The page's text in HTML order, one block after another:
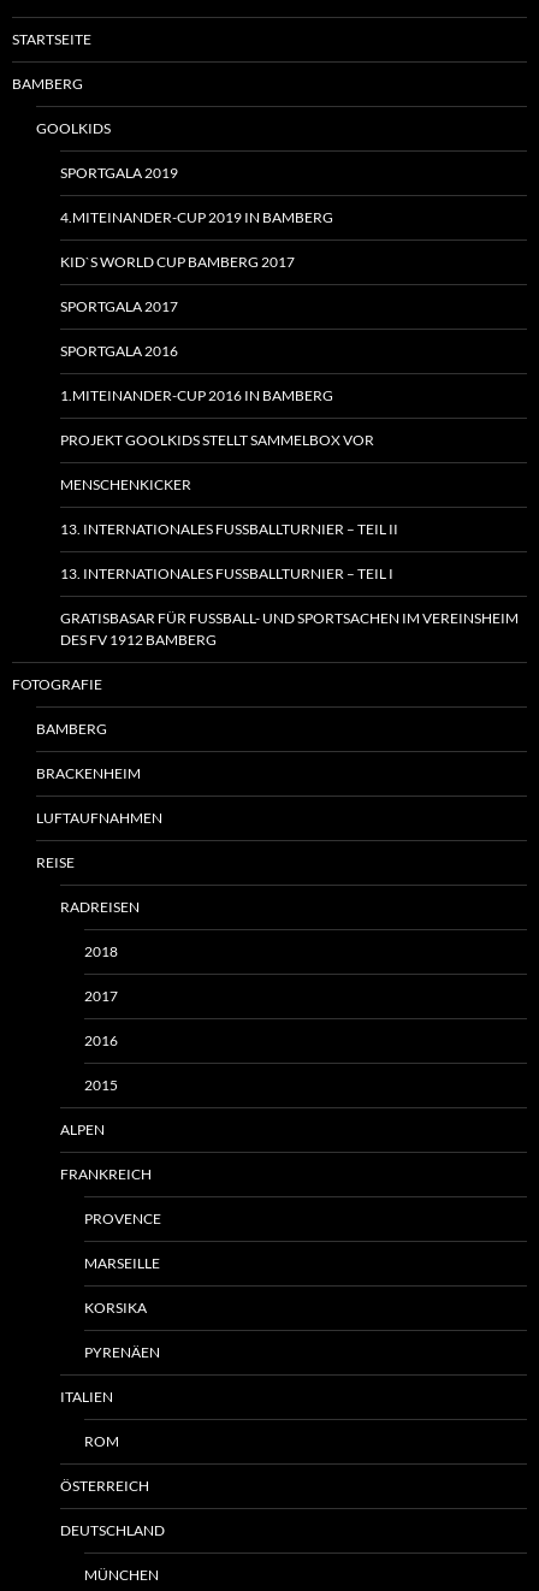
STARTSEITE
BAMBERG
GOOLKIDS
SPORTGALA 2019
4.MITEINANDER-CUP 2019 IN BAMBERG
KID`S WORLD CUP BAMBERG 2017
SPORTGALA 2017
SPORTGALA 2016
1.MITEINANDER-CUP 2016 IN BAMBERG
PROJEKT GOOLKIDS STELLT SAMMELBOX VOR
MENSCHENKICKER
13. INTERNATIONALES FUSSBALLTURNIER – TEIL II
13. INTERNATIONALES FUSSBALLTURNIER – TEIL I
GRATISBASAR FÜR FUSSBALL- UND SPORTSACHEN IM VEREINSHEIM
DES FV 1912 BAMBERG
FOTOGRAFIE
BAMBERG
BRACKENHEIM
LUFTAUFNAHMEN
REISE
RADREISEN
2018
2017
2016
2015
ALPEN
FRANKREICH
PROVENCE
MARSEILLE
KORSIKA
PYRENÄEN
ITALIEN
ROM
ÖSTERREICH
DEUTSCHLAND
MÜNCHEN